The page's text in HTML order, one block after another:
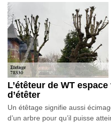
L’étêteur de WT
d’étêter
Un étêtage signifie aussi
d’un arbre pour qu’il puisse